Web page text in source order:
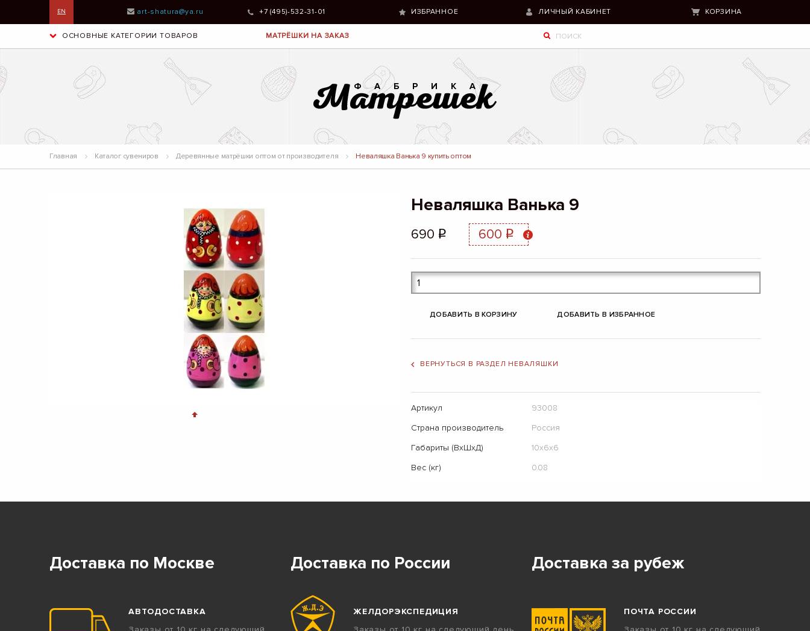
EN art-shatura@ya.ru +7 (495)-532-31-01 ИЗБРАННОЕ ЛИЧНЫЙ КАБИНЕТ КОРЗИНА
ОСНОВНЫЕ КАТЕГОРИИ ТОВАРОВ МАТРЁШКИ НА ЗАКАЗ
Главная Каталог сувениров Деревянные матрёшки оптом от производителя Неваляшка Ванька 9 купить оптом
Неваляшка Ванька 9
690 q 600 q
ДОБАВИТЬ В КОРЗИНУ ДОБАВИТЬ В ИЗБРАННОЕ
ВЕРНУТЬСЯ В РАЗДЕЛ НЕВАЛЯШКИ
Артикул
93008
Страна производитель
Россия
Габариты (ВхШхД)
10x6x6
Вес (кг)
0.08
Доставка по Москве
АВТОДОСТАВКА
Доставка по России
ЖЕЛДОРЭКСПЕДИЦИЯ
Доставка за рубеж
ПОЧТА РОССИИ